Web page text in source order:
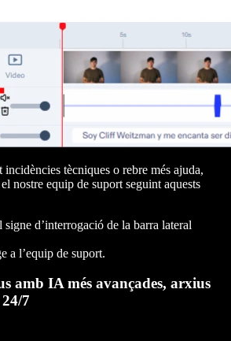
incidències tècniques o rebre més ajuda,
nostre equip de suport seguint aquests
signe d’interrogació de la barra lateral
a l’equip de suport.
amb IA més avançades, arxius
7